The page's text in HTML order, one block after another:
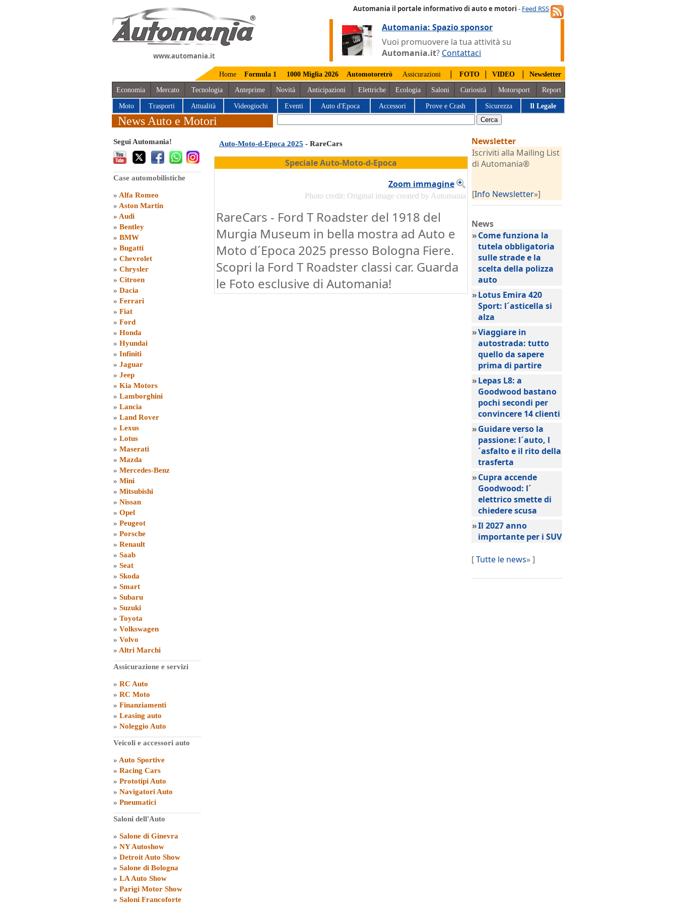
www.automania.it
Automania il portale informativo di auto e motori - Feed RSS
Automania: Spazio sponsor
Vuoi promuovere la tua attività su
Automania.it? Contattaci
Home Formula 1 1000 Miglia 2026 Automotoretrò Assicurazioni | FOTO | VIDEO | Newsletter
Economia Mercato Tecnologia Anteprime Novità Anticipazioni Elettriche Ecologia Saloni Curiosità Motorsport Report
Moto Trasporti Attualità Videogiochi Eventi Auto d'Epoca Accessori Prove e Crash Sicurezza Il Legale
News Auto e Motori
Segui Automania!
Case automobilistiche
» Alfa Romeo
» Aston Martin
» Audi
» Bentley
» BMW
» Bugatti
» Chevrolet
» Chrysler
» Citroen
» Dacia
» Ferrari
» Fiat
» Ford
» Honda
» Hyundai
» Infiniti
» Jaguar
» Jeep
» Kia Motors
» Lamborghini
» Lancia
» Land Rover
» Lexus
» Lotus
» Maserati
» Mazda
» Mercedes-Benz
» Mini
» Mitsubishi
» Nissan
» Opel
» Peugeot
» Porsche
» Renault
» Saab
» Seat
» Skoda
» Smart
» Subaru
» Suzuki
» Toyota
» Volkswagen
» Volvo
» Altri Marchi
Assicurazione e servizi
» RC Auto
» RC Moto
» Finanziamenti
» Leasing auto
» Noleggio Auto
Veicoli e accessori auto
» Auto Sportive
» Racing Cars
» Prototipi Auto
» Navigatori Auto
» Pneumatici
Saloni dell'Auto
» Salone di Ginevra
» NY Autoshow
» Detroit Auto Show
» Salone di Bologna
» LA Auto Show
» Parigi Motor Show
» Saloni Francoforte
Auto-Moto-d-Epoca 2025 - RareCars
Speciale Auto-Moto-d-Epoca
Zoom immagine
Photo credit: Original image created by Automania
RareCars - Ford T Roadster del 1918 del
Murgia Museum in bella mostra ad Auto e
Moto d´Epoca 2025 presso Bologna Fiere.
Scopri la Ford T Roadster classi car. Guarda
le Foto esclusive di Automania!
Newsletter
Iscriviti alla Mailing List
di Automania®
[Info Newsletter»]
News
»Come funziona la
tutela obbligatoria
sulle strade e la
scelta della polizza
auto
»Lotus Emira 420
Sport: l´asticella si
alza
»Viaggiare in
autostrada: tutto
quello da sapere
prima di partire
»Lepas L8: a
Goodwood bastano
pochi secondi per
convincere 14 clienti
»Guidare verso la
passione: l´auto, l
´asfalto e il rito della
trasferta
»Cupra accende
Goodwood: l´
elettrico smette di
chiedere scusa
»Il 2027 anno
importante per i SUV
[Tutte le news» ]